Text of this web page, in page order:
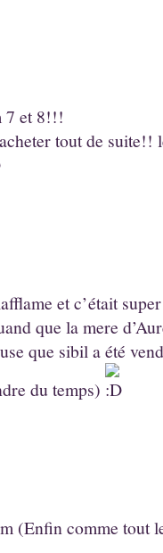
7 et 8!!!
tout de suite!!
et c’était
que la mere
que sibil a été
du temps)
(Enfin comme tout